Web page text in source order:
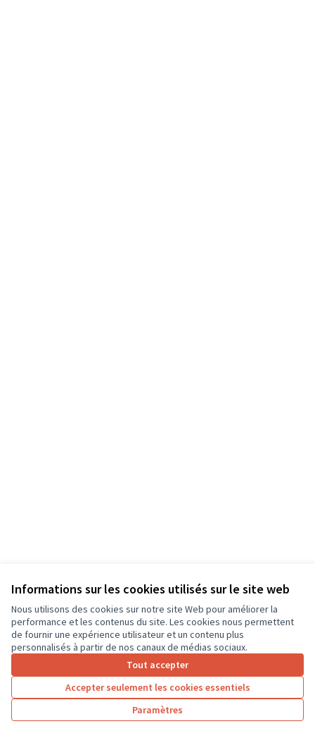
Informations sur les cookies utilisés sur le site web
Nous utilisons des cookies sur notre site Web pour améliorer la
performance et les contenus du site. Les cookies nous permettent
de fournir une expérience utilisateur et un contenu plus
personnalisés à partir de nos canaux de médias sociaux.
Tout accepter
Accepter seulement les cookies essentiels
Paramètres